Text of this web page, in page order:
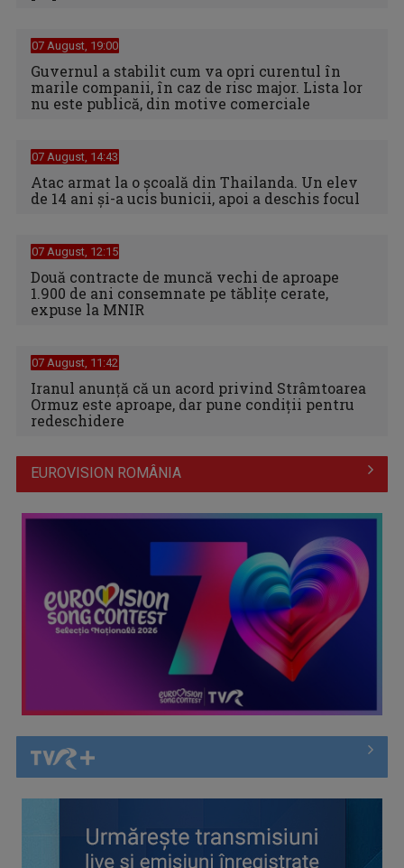
07 August, 19:00
Guvernul a stabilit cum va opri curentul în
marile companii, în caz de risc major. Lista lor
nu este publică, din motive comerciale
07 August, 14:43
Atac armat la o școală din Thailanda. Un elev
de 14 ani și-a ucis bunicii, apoi a deschis focul
07 August, 12:15
Două contracte de muncă vechi de aproape
1.900 de ani consemnate pe tăblițe cerate,
expuse la MNIR
07 August, 11:42
Iranul anunță că un acord privind Strâmtoarea
Ormuz este aproape, dar pune condiții pentru
redeschidere
EUROVISION ROMÂNIA